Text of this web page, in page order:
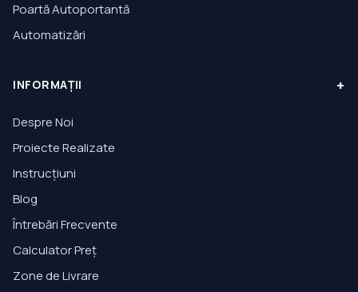
Poartă Autoportantă
Automatizări
INFORMAȚII +
Despre Noi
Proiecte Realizate
Instrucțiuni
Blog
Întrebări Frecvente
Calculator Preț
Zone de Livrare